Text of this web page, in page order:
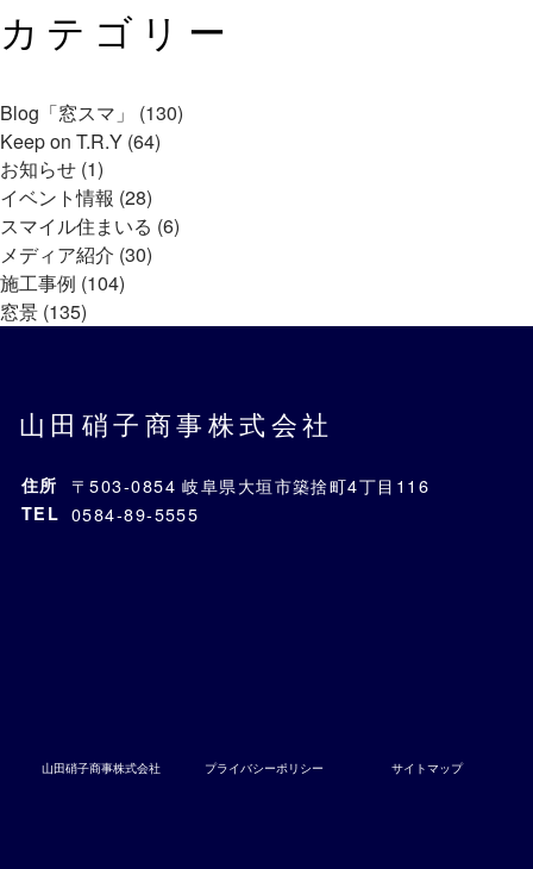
カテゴリー
Blog「窓スマ」 (130)
Keep on T.R.Y (64)
お知らせ (1)
イベント情報 (28)
スマイル住まいる (6)
メディア紹介 (30)
施工事例 (104)
窓景 (135)
山田硝子商事株式会社
住所 〒503-0854 岐阜県大垣市築捨町4丁目116
TEL 0584-89-5555
山田硝子商事株式会社 プライバシーポリシー サイトマップ